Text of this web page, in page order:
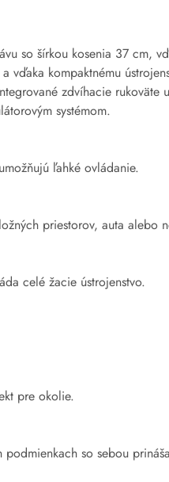
so šírkou kosenia 37 cm,
kompaktnému
zdvíhacie
systémom.
ľahké ovládanie.
priestorov, auta alebo
celé žacie ústrojenstvo.
pre okolie.
so sebou